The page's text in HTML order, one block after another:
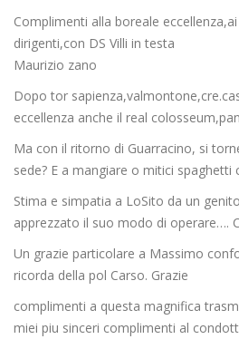
Complimenti alla boreale
dirigenti,con DS Villi in testa
Maurizio zano
Dopo tor
eccellenza anche il real
Ma con il ritorno di Guarracino, si
sede? E a mangiare o mitici spaghetti
Stima e simpatia a LoSito da un
apprezzato il suo modo di operare….
Un grazie particolare a Massimo
ricorda della pol Carso. Grazie
complimenti a questa magnifica
miei piu sinceri complimenti al